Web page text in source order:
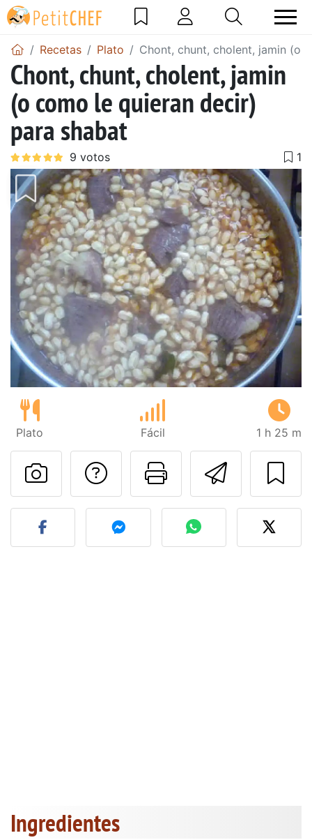
Recetas Plato Chont, chunt, cholent, jamin (o
Chont, chunt, cholent, jamin
(o como le quieran decir)
para shabat
Plato Fácil 1 h 25 m
Imprimir
Preguntar al autor
Publicar la foto de esta
Ingredientes